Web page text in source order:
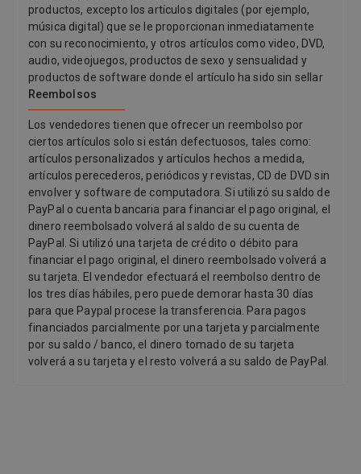
productos, excepto los artículos digitales (por ejemplo,
música digital) que se le proporcionan inmediatamente
con su reconocimiento, y otros artículos como video, DVD,
audio, videojuegos, productos de sexo y sensualidad y
productos de software donde el artículo ha sido sin sellar
Reembolsos
Los vendedores tienen que ofrecer un reembolso por
ciertos artículos solo si están defectuosos, tales como:
artículos personalizados y artículos hechos a medida,
artículos perecederos, periódicos y revistas, CD de DVD sin
envolver y software de computadora. Si utilizó su saldo de
PayPal o cuenta bancaria para financiar el pago original, el
dinero reembolsado volverá al saldo de su cuenta de
PayPal. Si utilizó una tarjeta de crédito o débito para
financiar el pago original, el dinero reembolsado volverá a
su tarjeta. El vendedor efectuará el reembolso dentro de
los tres días hábiles, pero puede demorar hasta 30 días
para que Paypal procese la transferencia. Para pagos
financiados parcialmente por una tarjeta y parcialmente
por su saldo / banco, el dinero tomado de su tarjeta
volverá a su tarjeta y el resto volverá a su saldo de PayPal.